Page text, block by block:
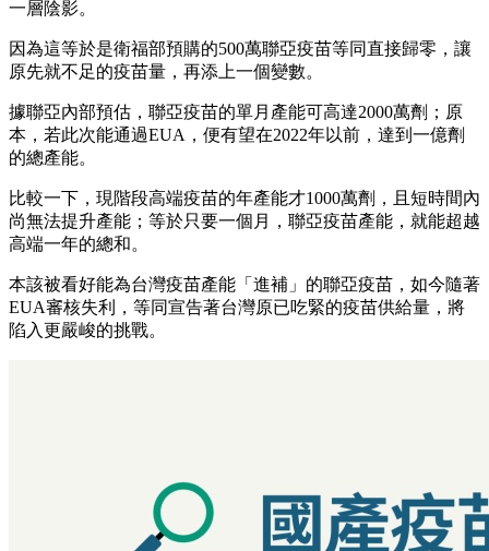
一層陰影。
因為這等於是衛福部預購的500萬聯亞疫苗等同直接歸零，讓
原先就不足的疫苗量，再添上一個變數。
據聯亞內部預估，聯亞疫苗的單月產能可高達2000萬劑；原
本，若此次能通過EUA，便有望在2022年以前，達到一億劑
的總產能。
比較一下，現階段高端疫苗的年產能才1000萬劑，且短時間內
尚無法提升產能；等於只要一個月，聯亞疫苗產能，就能超越
高端一年的總和。
本該被看好能為台灣疫苗產能「進補」的聯亞疫苗，如今隨著
EUA審核失利，等同宣告著台灣原已吃緊的疫苗供給量，將
陷入更嚴峻的挑戰。